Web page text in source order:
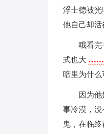
浮士德被
他自己却活
哦看
式也大 ……
暗里为什么
因为
事冷漠，
鬼，在临